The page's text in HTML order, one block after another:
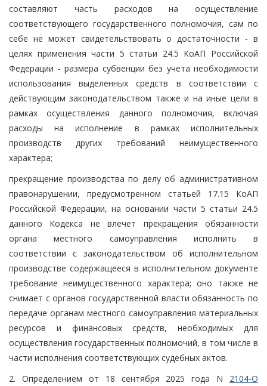
составляют часть расходов на осуществление
соответствующего государственного полномочия, сам по
себе не может свидетельствовать о достаточности - в
целях применения части 5 статьи 24.5 КоАП Российской
Федерации - размера субвенции без учета необходимости
использования выделенных средств в соответствии с
действующим законодательством также и на иные цели в
рамках осуществления данного полномочия, включая
расходы на исполнение в рамках исполнительных
производств других требований неимущественного
характера;
прекращение производства по делу об административном
правонарушении, предусмотренном статьей 17.15 КоАП
Российской Федерации, на основании части 5 статьи 24.5
данного Кодекса не влечет прекращения обязанности
органа местного самоуправления исполнить в
соответствии с законодательством об исполнительном
производстве содержащееся в исполнительном документе
требование неимущественного характера; оно также не
снимает с органов государственной власти обязанность по
передаче органам местного самоуправления материальных
ресурсов и финансовых средств, необходимых для
осуществления государственных полномочий, в том числе в
части исполнения соответствующих судебных актов.
2. Определением от 18 сентября 2025 года N 2104-О